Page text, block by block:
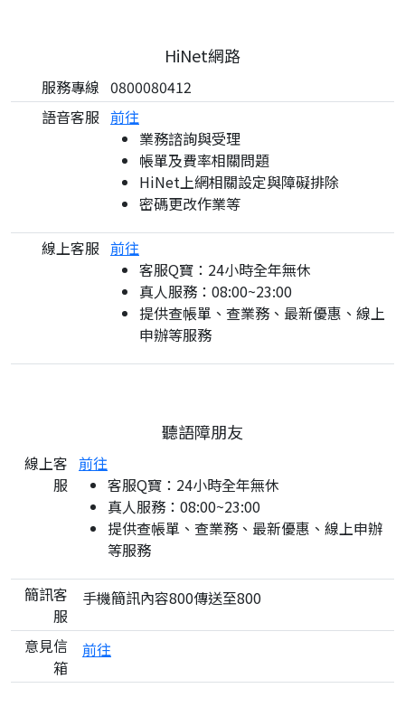
HiNet網路
服務專線 0800080412
語音客服 前往
業務諮詢與受理
帳單及費率相關問題
HiNet上網相關設定與障礙排除
密碼更改作業等
線上客服 前往
客服Q寶：24小時全年無休
真人服務：08:00~23:00
提供查帳單、查業務、最新優惠、線上
申辦等服務
聽語障朋友
線上客
服
前往
客服Q寶：24小時全年無休
真人服務：08:00~23:00
提供查帳單、查業務、最新優惠、線上申辦
等服務
簡訊客
服
手機簡訊內容800傳送至800
意見信
箱
前往